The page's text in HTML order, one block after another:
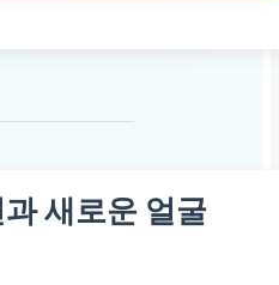
새로운 얼굴